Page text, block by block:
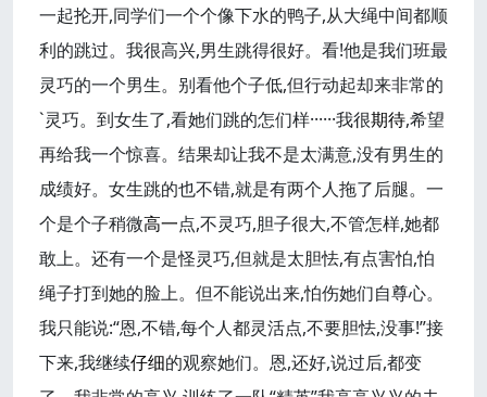
一起抡开,同学们一个个像下水的鸭子,从大绳中间都顺
利的跳过。我很高兴,男生跳得很好。看!他是我们班最
灵巧的一个男生。别看他个子低,但行动起却来非常的
`灵巧。到女生了,看她们跳的怎们样······我很期待,希望
再给我一个惊喜。结果却让我不是太满意,没有男生的
成绩好。女生跳的也不错,就是有两个人拖了后腿。一
个是个子稍微高一点,不灵巧,胆子很大,不管怎样,她都
敢上。还有一个是怪灵巧,但就是太胆怯,有点害怕,怕
绳子打到她的脸上。但不能说出来,怕伤她们自尊心。
我只能说:“恩,不错,每个人都灵活点,不要胆怯,没事!”接
下来,我继续仔细的观察她们。恩,还好,说过后,都变